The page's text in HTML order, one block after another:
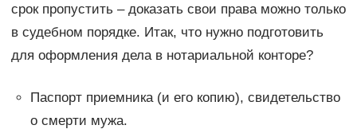
срок пропустить – доказать свои права можно только
в судебном порядке. Итак, что нужно подготовить
для оформления дела в нотариальной конторе?
Паспорт приемника (и его копию), свидетельство
о смерти мужа.